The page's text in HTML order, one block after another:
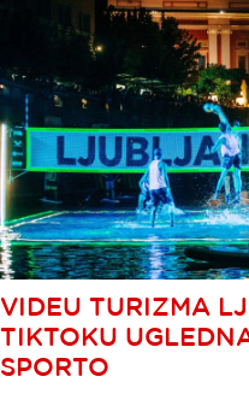
VIDEU TURIZMA
TIKTOKU
SPORTO